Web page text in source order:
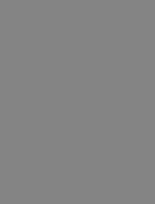
Hinweise
Verzeichnis